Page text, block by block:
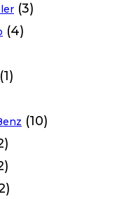
(3)
(4)
(1)
(10)